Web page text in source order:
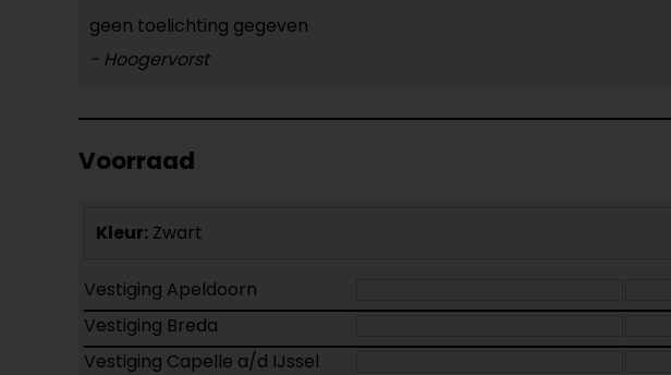
geen toelichting gegeven
- Hoogervorst
Voorraad
Kleur: Zwart
Vestiging Apeldoorn
Vestiging Breda
Vestiging Capelle a/d IJssel